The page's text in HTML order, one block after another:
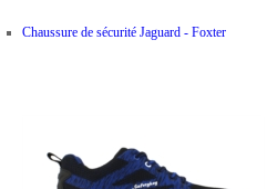
Chaussure de sécurité Jaguard - Foxter